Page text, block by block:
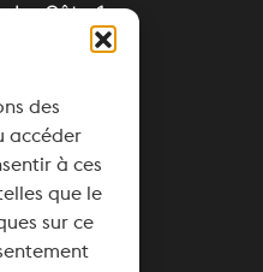
des
accéder
à ces
que le
sur ce
La Côte 1